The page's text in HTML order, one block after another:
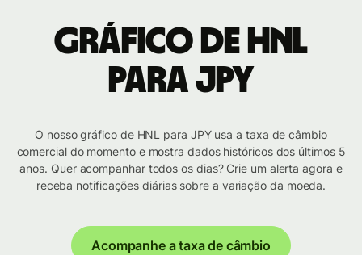
Gráfico de HNL
para JPY
O nosso gráfico de HNL para JPY usa a taxa de câmbio
comercial do momento e mostra dados históricos dos últimos 5
anos. Quer acompanhar todos os dias? Crie um alerta agora e
receba notificações diárias sobre a variação da moeda.
Acompanhe a taxa de câmbio